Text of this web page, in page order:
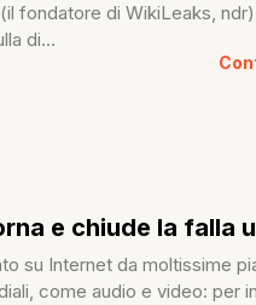
fondatore di WikiLeaks,
di...
e chiude la falla
su Internet da moltissime
come audio e video: per